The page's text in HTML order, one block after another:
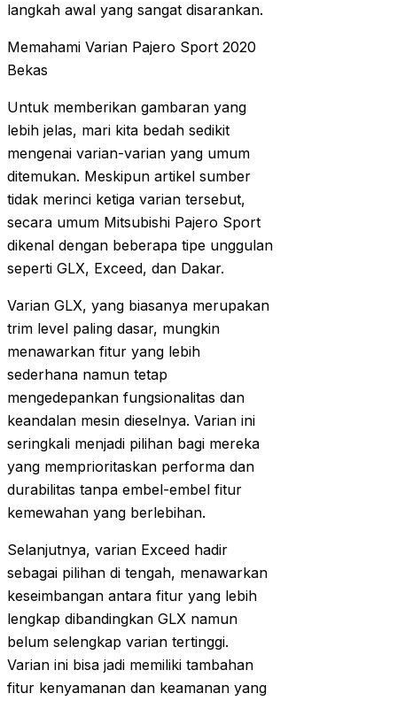
langkah awal yang sangat disarankan.
Memahami Varian Pajero Sport 2020
Bekas
Untuk memberikan gambaran yang
lebih jelas, mari kita bedah sedikit
mengenai varian-varian yang umum
ditemukan. Meskipun artikel sumber
tidak merinci ketiga varian tersebut,
secara umum Mitsubishi Pajero Sport
dikenal dengan beberapa tipe unggulan
seperti GLX, Exceed, dan Dakar.
Varian GLX, yang biasanya merupakan
trim level paling dasar, mungkin
menawarkan fitur yang lebih
sederhana namun tetap
mengedepankan fungsionalitas dan
keandalan mesin dieselnya. Varian ini
seringkali menjadi pilihan bagi mereka
yang memprioritaskan performa dan
durabilitas tanpa embel-embel fitur
kemewahan yang berlebihan.
Selanjutnya, varian Exceed hadir
sebagai pilihan di tengah, menawarkan
keseimbangan antara fitur yang lebih
lengkap dibandingkan GLX namun
belum selengkap varian tertinggi.
Varian ini bisa jadi memiliki tambahan
fitur kenyamanan dan keamanan yang